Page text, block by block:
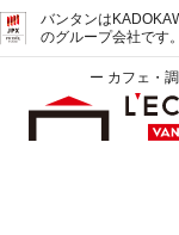
バンタンは
のグループ会社です。
ー カフェ・